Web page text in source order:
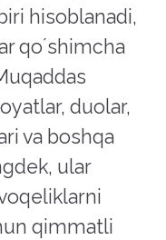
hisoblanadi,
qoʼshimcha
duolar,
va boshqa
ular
qimmatli